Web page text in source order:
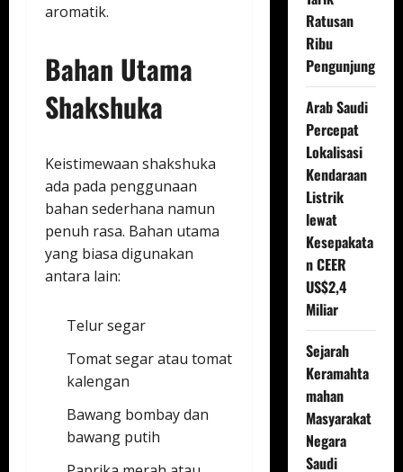
aromatik.
Bahan Utama
Shakshuka
Keistimewaan shakshuka
ada pada penggunaan
bahan sederhana namun
penuh rasa. Bahan utama
yang biasa digunakan
antara lain:
Telur segar
Tomat segar atau tomat
kalengan
Bawang bombay dan
bawang putih
Ratusan
Ribu
Pengunjung
Arab Saudi
Percepat
Lokalisasi
Kendaraan
Listrik
lewat
Kesepakata
n CEER
US$2,4
Miliar
Sejarah
Keramahta
mahan
Masyarakat
Negara
Saudi